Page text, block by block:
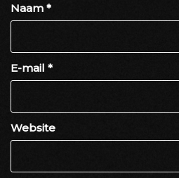
Naam *
E-mail *
Website